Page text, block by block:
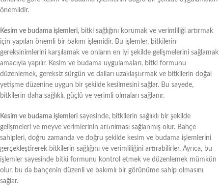
önemlidir.
Kesim ve budama işlemleri, bitki sağlığını korumak ve verimliliği artırmak
için yapılan önemli bir bakım işlemidir. Bu işlemler, bitkilerin
gereksinimlerini karşılamak ve onların en iyi şekilde gelişmelerini sağlamak
amacıyla yapılır. Kesim ve budama uygulamaları, bitki formunu
düzenlemek, gereksiz sürgün ve dalları uzaklaştırmak ve bitkilerin doğal
yetişme düzenine uygun bir şekilde kesilmesini sağlar. Bu sayede,
bitkilerin daha sağlıklı, güçlü ve verimli olmaları sağlanır.
Kesim ve budama işlemleri sayesinde, bitkilerin sağlıklı bir şekilde
gelişmeleri ve meyve verimlerinin artırılması sağlanmış olur. Bahçe
sahipleri, doğru zamanda ve doğru şekilde kesim ve budama işlemlerini
gerçekleştirerek bitkilerin sağlığını ve verimliliğini artırabilirler. Ayrıca, bu
işlemler sayesinde bitki formunu kontrol etmek ve düzenlemek mümkün
olur, bu da bahçenin düzenli ve bakımlı bir görünüme sahip olmasını
sağlar.